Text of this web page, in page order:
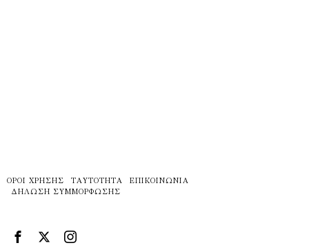
ΌΡΟΙ ΧΡΉΣΗΣ ΤΑΥΤΌΤΗΤΑ
ΕΠΙΚΟΙΝΩΝΊΑ
ΔΉΛΩΣΗ ΣΥΜΜΌΡΦΩΣΗΣ